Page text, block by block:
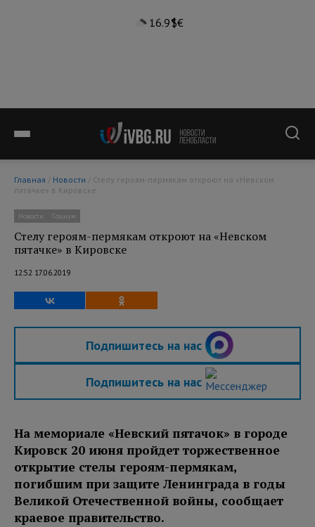
16.9°$€
Главная / Новости
пятачке» в Кировске
Новости Социум
Стелу героям-пермякам откроют на «Невском
пятачке» в Кировске
12:52 17.06.2019
Подпишитесь на нас
Подпишитесь на нас
На мемориале «Невский пятачок» в городе
Кировск 20 июня пройдет торжественное
открытие стелы героям-пермякам,
погибшим при защите Ленинграда в годы
Великой Отечественной войны, сообщает
краевое правительство.